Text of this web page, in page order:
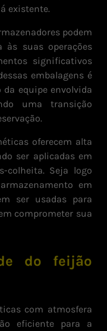
existente.
podem
às suas operações
significativos
embalagens é
equipe envolvida
uma transição
oferecem alta
ser aplicadas em
colheita. Seja logo
em
ser usadas para
comprometer sua
do feijão
com atmosfera
eficiente para a